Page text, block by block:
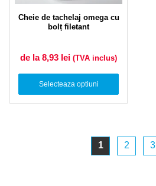
Cheie de tachelaj omega cu
bolț filetant
de la 8,93 lei (TVA inclus)
Selecteaza optiuni
1 2 3